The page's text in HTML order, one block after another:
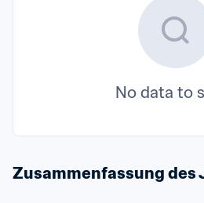
No data to
Zusammenfassung des